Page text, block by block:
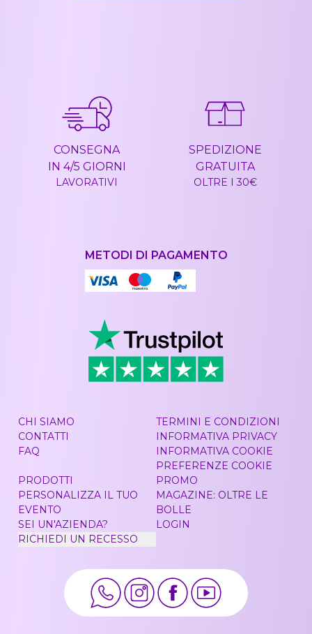
CONSEGNA
IN 4/5 GIORNI
LAVORATIVI
SPEDIZIONE
GRATUITA
OLTRE I 30€
METODI DI PAGAMENTO
CHI SIAMO
CONTATTI
FAQ
TERMINI E CONDIZIONI
INFORMATIVA PRIVACY
INFORMATIVA COOKIE
PREFERENZE COOKIE
PRODOTTI
PERSONALIZZA IL TUO
EVENTO
SEI UN'AZIENDA?
RICHIEDI UN RECESSO
PROMO
MAGAZINE: OLTRE LE
BOLLE
LOGIN